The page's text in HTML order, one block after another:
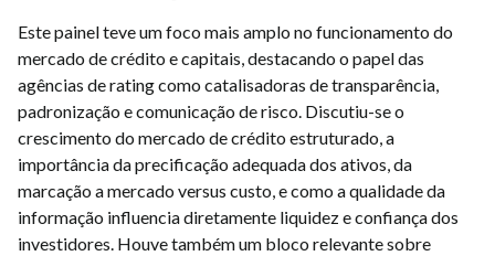
Este painel teve um foco mais amplo no funcionamento do
mercado de crédito e capitais, destacando o papel das
agências de rating como catalisadoras de transparência,
padronização e comunicação de risco. Discutiu-se o
crescimento do mercado de crédito estruturado, a
importância da precificação adequada dos ativos, da
marcação a mercado versus custo, e como a qualidade da
informação influencia diretamente liquidez e confiança dos
investidores. Houve também um bloco relevante sobre